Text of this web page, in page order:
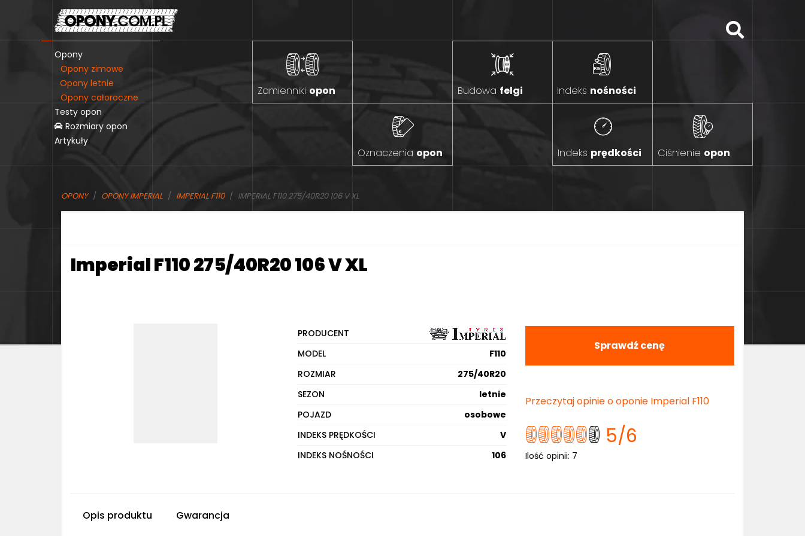
Opony
Opony zimowe
Opony letnie
Opony całoroczne
Testy opon
Rozmiary opon
Artykuły
Zamienniki opon Budowa felgi Indeks nośności
Indeks prędkości Ciśnienie opon
Oznaczenia opon
OPONY OPONY IMPERIAL IMPERIAL F110 IMPERIAL F110 275/40R20 106 V XL
Imperial F110 275/40R20 106 V XL
PRODUCENT
MODEL
F110
ROZMIAR
275/40R20
SEZON
letnie
POJAZD
osobowe
INDEKS PRĘDKOŚCI
V
INDEKS NOŚNOŚCI
106
Sprawdź cenę
Przeczytaj opinie o oponie Imperial F110
5/6
Ilość opinii: 7
Opis produktu Gwarancja